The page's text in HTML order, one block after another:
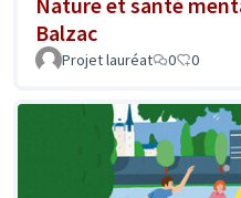
Balzac
Projet lauréat 0 0